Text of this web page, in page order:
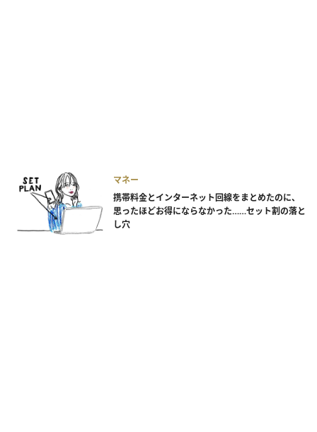
マネー
携帯料金とインターネット回線をまとめたのに、
思ったほどお得にならなかった……セット割の落と
し穴